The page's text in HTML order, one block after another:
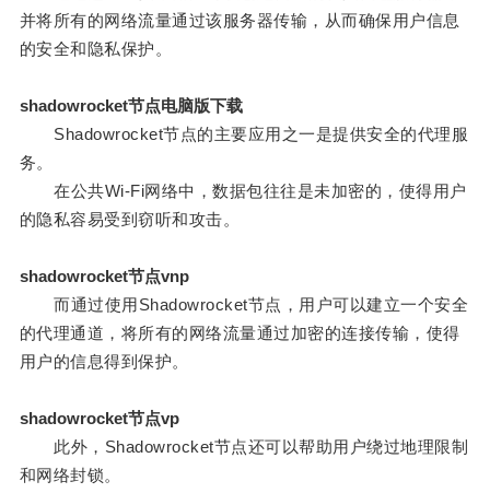
并将所有的网络流量通过该服务器传输，从而确保用户信息
的安全和隐私保护。
shadowrocket节点电脑版下载
Shadowrocket节点的主要应用之一是提供安全的代理服
务。
在公共Wi-Fi网络中，数据包往往是未加密的，使得用户
的隐私容易受到窃听和攻击。
shadowrocket节点vnp
而通过使用Shadowrocket节点，用户可以建立一个安全
的代理通道，将所有的网络流量通过加密的连接传输，使得
用户的信息得到保护。
shadowrocket节点vp
此外，Shadowrocket节点还可以帮助用户绕过地理限制
和网络封锁。